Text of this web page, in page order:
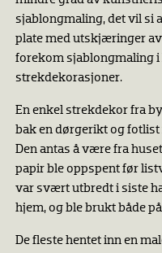
sjablongmaling, det vil si
plate med utskjæringer
forekom sjablongmaling
strekdekorasjoner.
En enkel strekdekor fra
bak en dørgerikt og fotlist
Den antas å være fra
papir ble oppspent før
var svært utbredt i siste
hjem, og ble brukt både
De fleste hentet inn en